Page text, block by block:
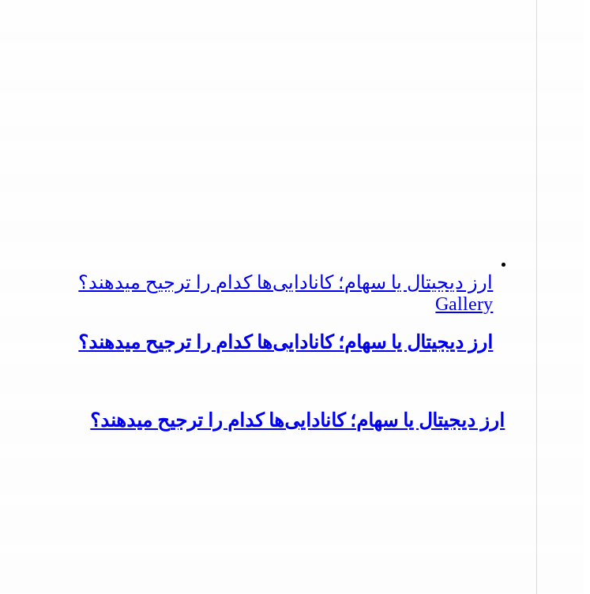
ارز دیجیتال یا سهام؛ کانادایی‌ها کدام را ترجیح میدهند؟
Gallery
ارز دیجیتال یا سهام؛ کانادایی‌ها کدام را ترجیح میدهند؟
ارز دیجیتال یا سهام؛ کانادایی‌ها کدام را ترجیح میدهند؟